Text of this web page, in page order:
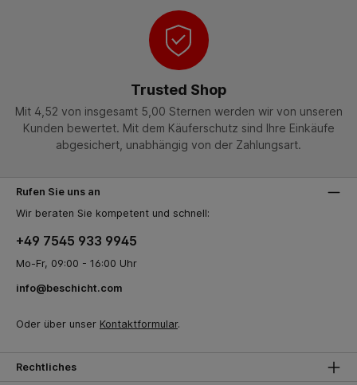
Trusted Shop
Mit 4,52 von insgesamt 5,00 Sternen werden wir von unseren
Kunden bewertet. Mit dem Käuferschutz sind Ihre Einkäufe
abgesichert, unabhängig von der Zahlungsart.
Rufen Sie uns an
Wir beraten Sie kompetent und schnell:
+49 7545 933 9945
Mo-Fr, 09:00 - 16:00 Uhr
info@beschicht.com
Oder über unser Kontaktformular.
Rechtliches